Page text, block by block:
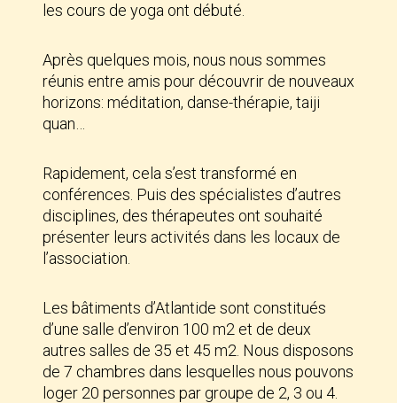
les cours de yoga ont débuté.
Après quelques mois, nous nous sommes
réunis entre amis pour découvrir de nouveaux
horizons: méditation, danse-thérapie, taiji
quan…
Rapidement, cela s’est transformé en
conférences. Puis des spécialistes d’autres
disciplines, des thérapeutes ont souhaité
présenter leurs activités dans les locaux de
l’association.
Les bâtiments d’Atlantide sont constitués
d’une salle d’environ 100 m2 et de deux
autres salles de 35 et 45 m2. Nous disposons
de 7 chambres dans lesquelles nous pouvons
loger 20 personnes par groupe de 2, 3 ou 4.